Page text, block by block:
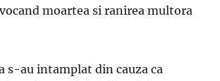
moartea si ranirea multora
s-au intamplat din cauza ca